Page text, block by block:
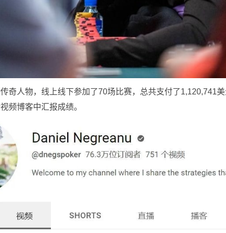
奇人物，线上线下参加了70场比赛，总共支付了1,120,741
频博客中汇报成绩。